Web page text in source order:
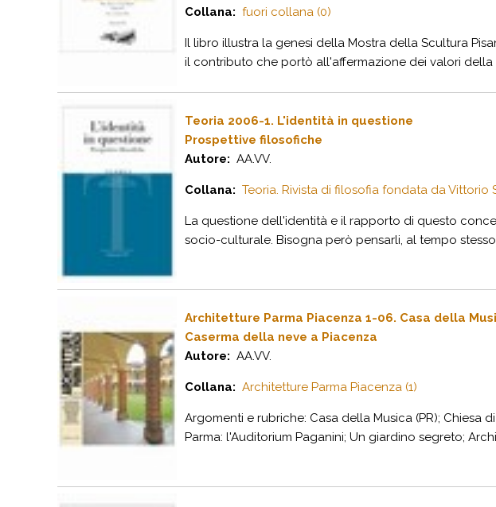
Collana: fuori collana (0)
Il libro illustra la genesi della Mostra della Scultura
il contributo che portò all'affermazione dei valori
Teoria 2006-1. L'identità in questione
Prospettive filosofiche
Autore: AA.VV.
Collana: Teoria. Rivista di filosofia fondata da Vittorio
La questione dell'identità e il rapporto di questo
socio-culturale. Bisogna però pensarli, al tempo
Architetture Parma Piacenza 1-06. Casa della
Caserma della neve a Piacenza
Autore: AA.VV.
Collana: Architetture Parma Piacenza (1)
Argomenti e rubriche: Casa della Musica (PR); Chiesa
Parma: l'Auditorium Paganini; Un giardino segreto;